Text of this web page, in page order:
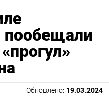
Обновлено: 19.03.2024